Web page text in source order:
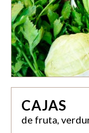
CAJAS
de fruta,